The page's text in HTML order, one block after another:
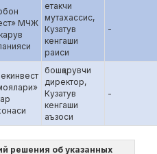
МЧЖ
етакчи
мутахассис,
Кузатув
кенгаши
раиси
-
бошқарувчи
директор,
Кузатув
кенгаши
аъзоси
-
решения об указанных